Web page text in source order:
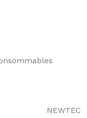
NEWTEC